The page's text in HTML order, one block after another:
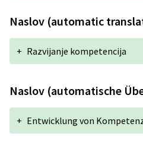
Naslov (automatic
+ Razvijanje kompetencija
Naslov (automatische
+ Entwicklung von